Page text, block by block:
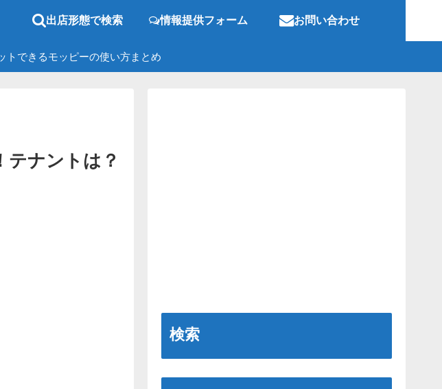
出店形態で検索 情報提供フォーム お問い合わせ
トできるモッピーの使い方まとめ
テナントは？
検索